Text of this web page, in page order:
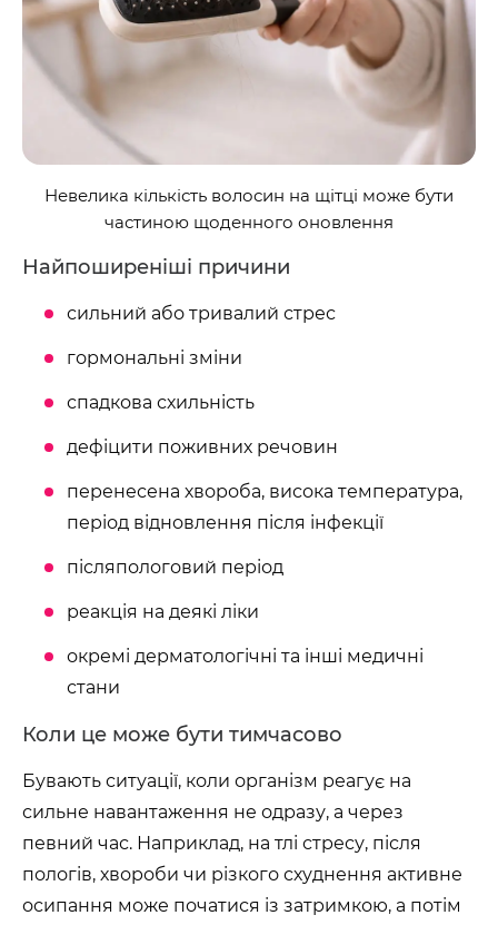
Невелика кількість волосин на щітці може бути
частиною щоденного оновлення
Найпоширеніші причини
сильний або тривалий стрес
гормональні зміни
спадкова схильність
дефіцити поживних речовин
перенесена хвороба, висока температура,
період відновлення після інфекції
післяпологовий період
реакція на деякі ліки
окремі дерматологічні та інші медичні
стани
Коли це може бути тимчасово
Бувають ситуації, коли організм реагує на
сильне навантаження не одразу, а через
певний час. Наприклад, на тлі стресу, після
пологів, хвороби чи різкого схуднення активне
осипання може початися із затримкою, а потім